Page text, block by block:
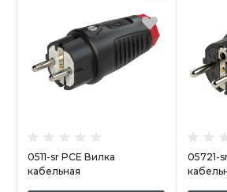
0511-sr PCE Вилка
кабельная
05721-